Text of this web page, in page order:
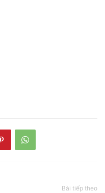
Bài tiếp theo